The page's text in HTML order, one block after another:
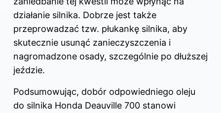
działanie silnika. Dobrze jest także
przeprowadzać tzw. płukankę silnika, aby
skutecznie usunąć zanieczyszczenia i
nagromadzone osady, szczególnie po dłuższej
jeździe.
Podsumowując, dobór odpowiedniego oleju
do silnika Honda Deauville 700 stanowi